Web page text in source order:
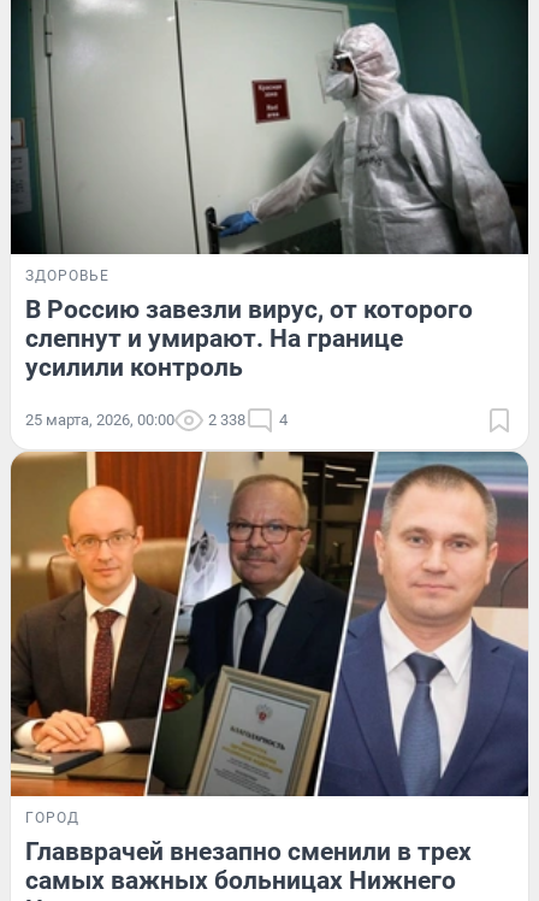
ЗДОРОВЬЕ
В Россию завезли вирус, от которого
слепнут и умирают. На границе
усилили контроль
25 марта, 2026, 00:00 2 338 4
ГОРОД
Главврачей внезапно сменили в трех
самых важных больницах Нижнего